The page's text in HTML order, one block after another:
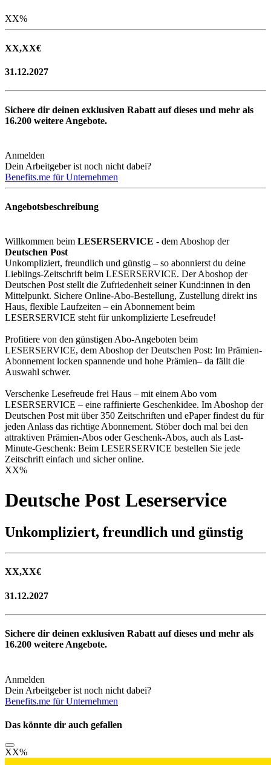
XX%
XX,XX€
31.12.2027
Sichere dir deinen exklusiven Rabatt auf dieses und mehr als
16.200 weitere Angebote.
Anmelden
Dein Arbeitgeber ist noch nicht dabei?
Benefits.me für Unternehmen
Angebotsbeschreibung
Willkommen beim LESERSERVICE - dem Aboshop der
Deutschen Post
Unkompliziert, freundlich und günstig – so abonnierst du deine
Lieblings-Zeitschrift beim LESERSERVICE. Der Aboshop der
Deutschen Post stellt die Zufriedenheit seiner Kund:innen in den
Mittelpunkt. Sichere Online-Abo-Bestellung, Zustellung direkt ins
Haus, flexible Laufzeiten – ein Abonnement beim
LESERSERVICE steht für unkomplizierte Lesefreude!
Profitiere von den günstigen Abo-Angeboten beim
LESERSERVICE, dem Aboshop der Deutschen Post: Im Prämien-
Abonnement locken spannende und hohe Prämien– da fällt die
Auswahl schwer.
Verschenke Lesefreude frei Haus – mit einem Abo vom
LESERSERVICE – eine raffinierte Geschenkidee. Im Aboshop der
Deutschen Post mit über 350 Zeitschriften und ePaper findest du für
jeden Anlass das richtige Abonnement. Stöber doch mal bei den
attraktiven Prämien-Abos oder Geschenk-Abos, auch als Last-
Minute-Geschenk: Beim LESERSERVICE bestellen Sie jede
Zeitschrift einfach und sicher online.
XX%
Deutsche Post Leserservice
Unkompliziert, freundlich und günstig
XX,XX€
31.12.2027
Sichere dir deinen exklusiven Rabatt auf dieses und mehr als
16.200 weitere Angebote.
Anmelden
Dein Arbeitgeber ist noch nicht dabei?
Benefits.me für Unternehmen
Das könnte dir auch gefallen
XX%